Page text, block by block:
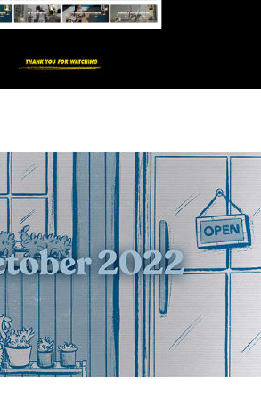
BLUETOBER 2022
2022